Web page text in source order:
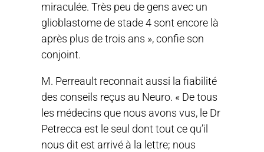
miraculée. Très peu de gens avec un
glioblastome de stade 4 sont encore là
après plus de trois ans », confie son
conjoint.
M. Perreault reconnait aussi la fiabilité
des conseils reçus au Neuro. « De tous
les médecins que nous avons vus, le Dr
Petrecca est le seul dont tout ce qu’il
nous dit est arrivé à la lettre; nous